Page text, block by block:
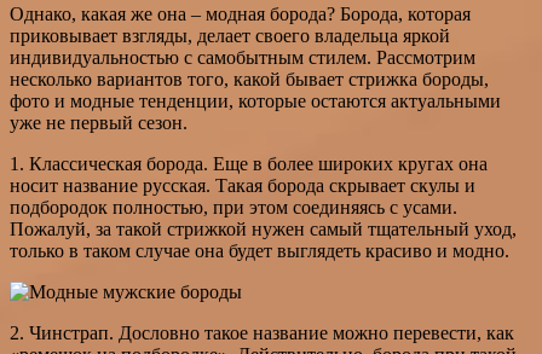
Однако, какая же она – модная борода? Борода, которая
приковывает взгляды, делает своего владельца яркой
индивидуальностью с самобытным стилем. Рассмотрим
несколько вариантов того, какой бывает стрижка бороды,
фото и модные тенденции, которые остаются актуальными
уже не первый сезон.
1. Классическая борода. Еще в более широких кругах она
носит название русская. Такая борода скрывает скулы и
подбородок полностью, при этом соединяясь с усами.
Пожалуй, за такой стрижкой нужен самый тщательный уход,
только в таком случае она будет выглядеть красиво и модно.
2. Чинстрап. Дословно такое название можно перевести, как